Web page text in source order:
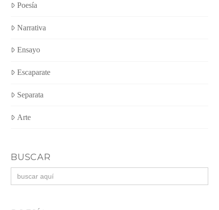
Poesía
Narrativa
Ensayo
Escaparate
Separata
Arte
BUSCAR
Buscar: